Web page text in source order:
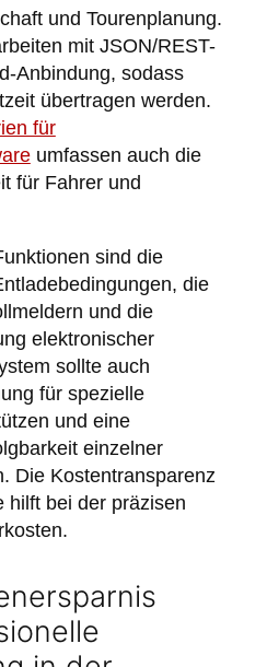
und Tourenplanung.
mit JSON/REST-
Anbindung, sodass
übertragen werden.
für
umfassen auch die
für Fahrer und
sind die
die
und die
elektronischer
sollte auch
für spezielle
und eine
einzelner
Die Kostentransparenz
hilft bei der präzisen